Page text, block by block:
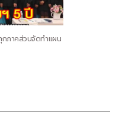
กภาคส่วนจัดทำแผน